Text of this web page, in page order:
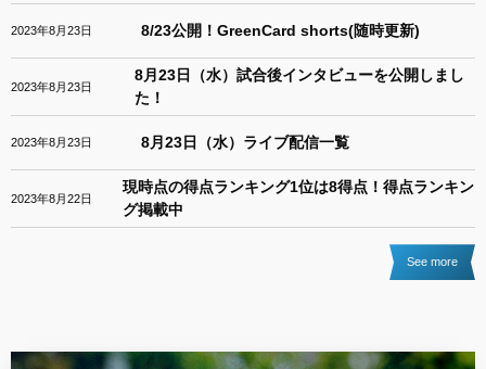
2023年8月23日 8/23公開！GreenCard shorts(随時更新)
2023年8月23日
8月23日（水）試合後インタビューを公開しまし
た！
2023年8月23日 8月23日（水）ライブ配信一覧
2023年8月22日
現時点の得点ランキング1位は8得点！得点ランキン
グ掲載中
See more